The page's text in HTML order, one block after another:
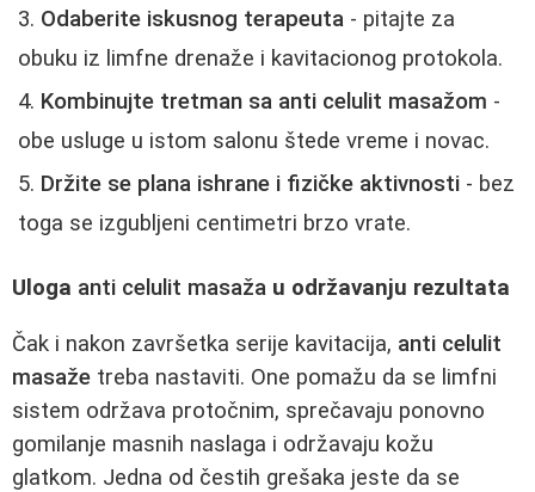
Odaberite iskusnog terapeuta - pitajte za
obuku iz limfne drenaže i kavitacionog protokola.
Kombinujte tretman sa anti celulit masažom -
obe usluge u istom salonu štede vreme i novac.
Držite se plana ishrane i fizičke aktivnosti - bez
toga se izgubljeni centimetri brzo vrate.
Uloga anti celulit masaža u održavanju rezultata
Čak i nakon završetka serije kavitacija, anti celulit
masaže treba nastaviti. One pomažu da se limfni
sistem održava protočnim, sprečavaju ponovno
gomilanje masnih naslaga i održavaju kožu
glatkom. Jedna od čestih grešaka jeste da se